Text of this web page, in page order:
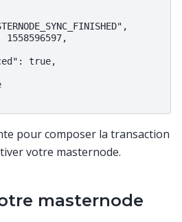
1558596597,
true,
pour composer la transaction
votre masternode.
masternode